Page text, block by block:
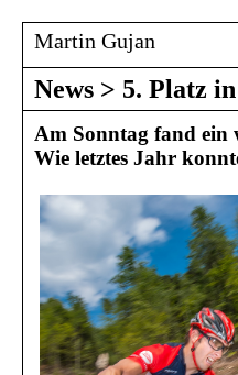
Martin Gujan
News > 5. Platz
Am Sonntag fand ein
Wie letztes Jahr